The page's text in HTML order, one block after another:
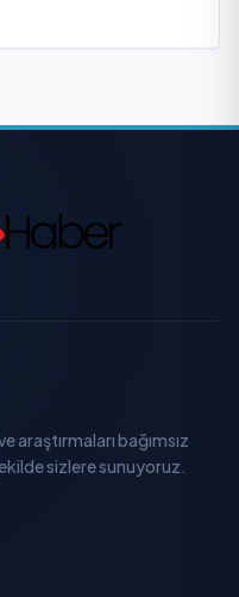
araştırmaları bağımsız
sizlere sunuyoruz.